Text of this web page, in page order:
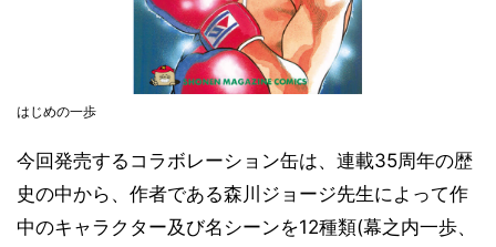
はじめの一歩
今回発売するコラボレーション缶は、連載35周年の歴
史の中から、作者である森川ジョージ先生によって作
中のキャラクター及び名シーンを12種類(幕之内一歩、